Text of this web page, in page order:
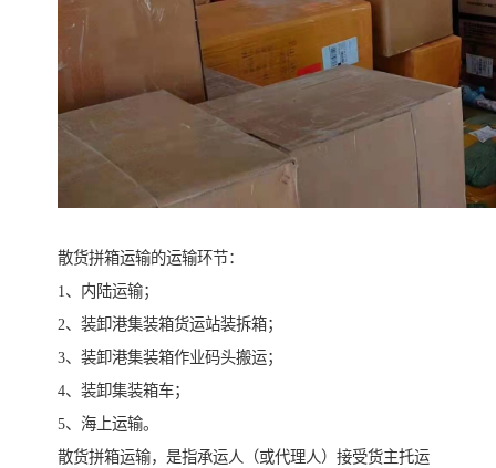
散货拼箱运输的运输环节：
1、内陆运输；
2、装卸港集装箱货运站装拆箱；
3、装卸港集装箱作业码头搬运；
4、装卸集装箱车；
5、海上运输。
散货拼箱运输，是指承运人（或代理人）接受货主托运